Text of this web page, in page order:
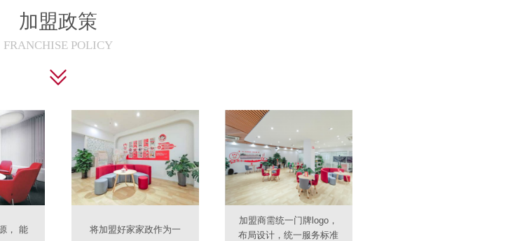
加盟政策
FRANCHISE POLICY
， 能
将加盟好家家政作为一
加盟商需统一门牌logo，
布局设计，统一服务标准